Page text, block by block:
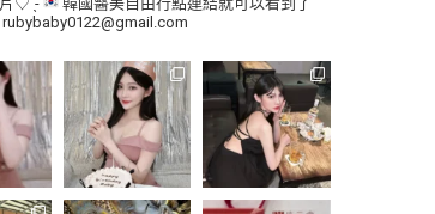
rubybaby0122@gmail.com